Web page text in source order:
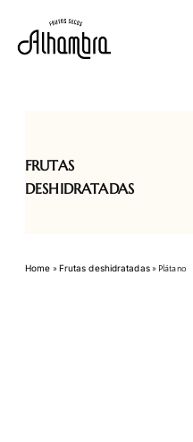
FRUTAS
DESHIDRATADAS
Home »Frutas deshidratadas» Plátano